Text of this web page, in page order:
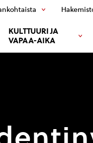
KULTTUURI JA
VAPAA-AIKA